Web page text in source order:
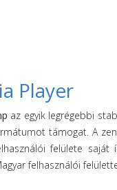
Player
az egyik legrégebbi
támogat. A
felülete saját
felhasználói